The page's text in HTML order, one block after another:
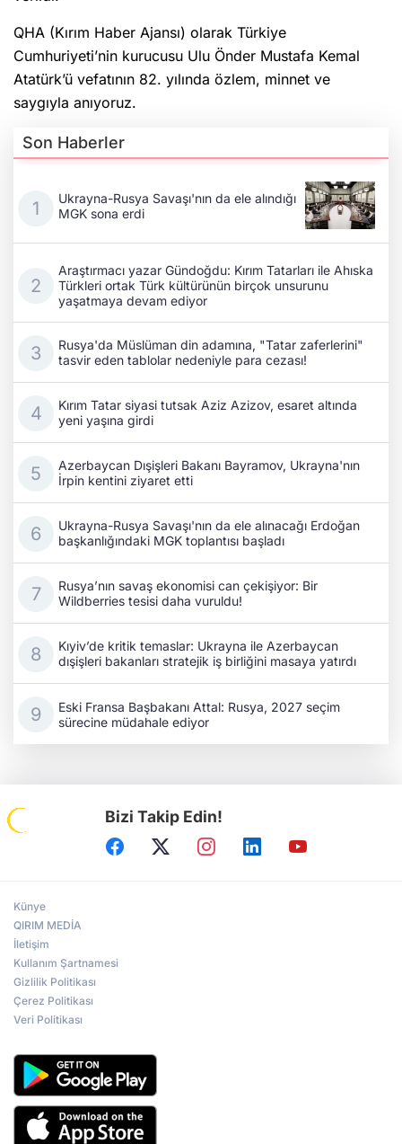
QHA (Kırım Haber Ajansı) olarak Türkiye
Cumhuriyeti’nin kurucusu Ulu Önder Mustafa Kemal
Atatürk’ü vefatının 82. yılında özlem, minnet ve
saygıyla anıyoruz.
Son Haberler
Ukrayna-Rusya Savaşı'nın da ele alındığı
MGK sona erdi
Araştırmacı yazar Gündoğdu: Kırım Tatarları ile Ahıska
Türkleri ortak Türk kültürünün birçok unsurunu
yaşatmaya devam ediyor
Rusya'da Müslüman din adamına, "Tatar zaferlerini"
tasvir eden tablolar nedeniyle para cezası!
Kırım Tatar siyasi tutsak Aziz Azizov, esaret altında
yeni yaşına girdi
Azerbaycan Dışişleri Bakanı Bayramov, Ukrayna'nın
İrpin kentini ziyaret etti
Ukrayna-Rusya Savaşı'nın da ele alınacağı Erdoğan
başkanlığındaki MGK toplantısı başladı
Rusya’nın savaş ekonomisi can çekişiyor: Bir
Wildberries tesisi daha vuruldu!
Kıyiv’de kritik temaslar: Ukrayna ile Azerbaycan
dışişleri bakanları stratejik iş birliğini masaya yatırdı
Eski Fransa Başbakanı Attal: Rusya, 2027 seçim
sürecine müdahale ediyor
Bizi Takip Edin!
Künye
QIRIM MEDİA
İletişim
Kullanım Şartnamesi
Gizlilik Politikası
Çerez Politikası
Veri Politikası